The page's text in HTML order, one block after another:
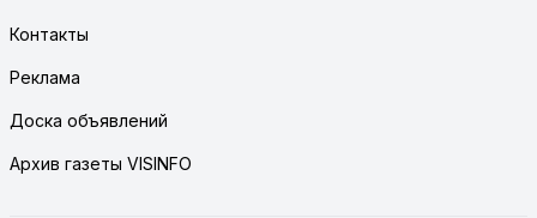
Контакты
Реклама
Доска объявлений
Архив газеты VISINFO